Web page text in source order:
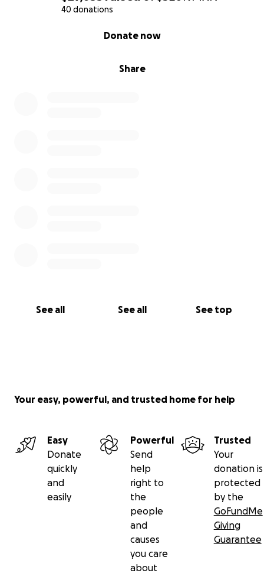
40 donations
Share
Donate now
See all See all See top
detenimiento y paciencia esta historia.
Your easy, powerful, and trusted home for help
Easy
Donate
quickly
and
easily
Powerful
Send
help
right to
the
people
and
causes
you care
about
Trusted
Your
donation is
protected
by the
GoFundMe
Giving
Guarantee